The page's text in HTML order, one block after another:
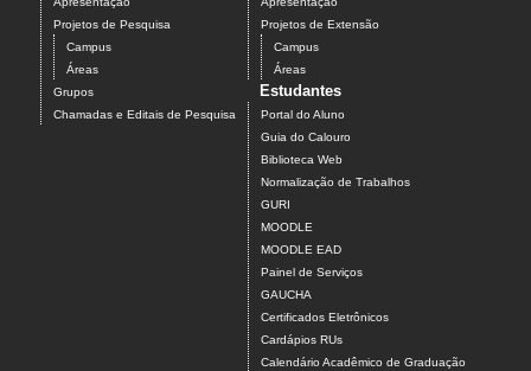
Projetos de Pesquisa
Campus
Áreas
Grupos
Chamadas e Editais de Pesquisa
Projetos de Extensão
Campus
Áreas
Estudantes
Portal do Aluno
Guia do Calouro
Biblioteca Web
Normalização de Trabalhos
GURI
MOODLE
MOODLE EAD
Painel de Serviços
GAUCHA
Certificados Eletrônicos
Cardápios RUs
Calendário Acadêmico de Graduação